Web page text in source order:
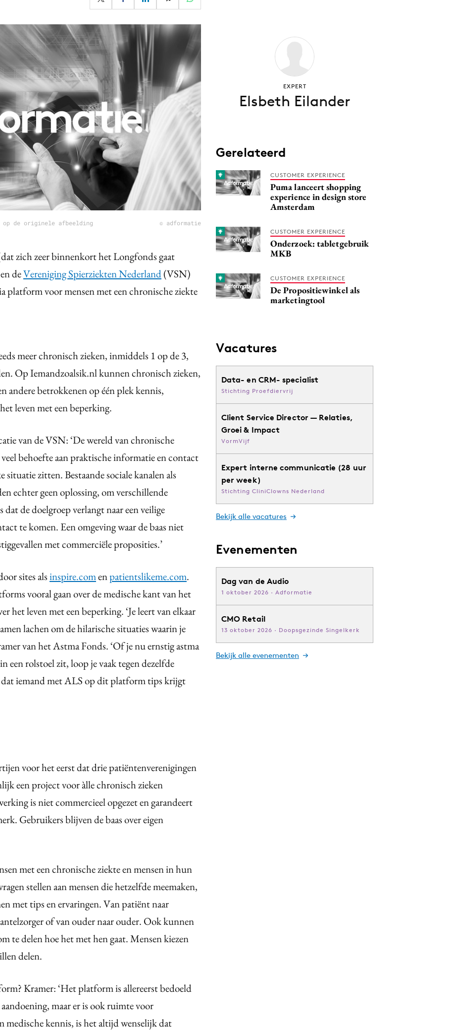
Reputatie & crisis
op de originele afbeelding © adformatie
zich zeer binnenkort het Longfonds gaat
en deVereniging Spierziekten Nederland(VSN)
platform voor mensen met een chronische ziekte
meer chronisch zieken, inmiddels 1 op de 3,
Op Iemandzoalsik.nl kunnen chronisch zieken,
andere betrokkenen op één plek kennis,
leven met een beperking.
van de VSN: ‘De wereld van chronische
behoefte aan praktische informatie en contact
situatie zitten. Bestaande sociale kanalen als
echter geen oplossing, om verschillende
de doelgroep verlangt naar een veilige
te komen. Een omgeving waar de baas niet
met commerciële proposities.’
sites alsinspire.comenpatientslikeme.com.
vooral gaan over de medische kant van het
het leven met een beperking. ‘Je leert van elkaar
lachen om de hilarische situaties waarin je
van het Astma Fonds. ‘Of je nu ernstig astma
een rolstoel zit, loop je vaak tegen dezelfde
dat iemand met ALS op dit platform tips krijgt
voor het eerst dat drie patiëntenverenigingen
een project voor àlle chronisch zieken
is niet commercieel opgezet en garandeert
Gebruikers blijven de baas over eigen
met een chronische ziekte en mensen in hun
stellen aan mensen die hetzelfde meemaken,
met tips en ervaringen. Van patiënt naar
of van ouder naar ouder. Ook kunnen
te delen hoe het met hen gaat. Mensen kiezen
delen.
Kramer: ‘Het platform is allereerst bedoeld
maar er is ook ruimte voor
medische kennis, is het altijd wenselijk dat
EXPERT
Elsbeth Eilander
Gerelateerd
CUSTOMER EXPERIENCE
Puma lanceert shopping
experience in design store
Amsterdam
CUSTOMER EXPERIENCE
Onderzoek: tabletgebruik
MKB
CUSTOMER EXPERIENCE
De Propositiewinkel als
marketingtool
Vacatures
Data- en CRM- specialist
Stichting Proefdiervrij
Client Service Director — Relaties,
Groei & Impact
VormVijf
Expert interne communicatie (28 uur
per week)
Stichting CliniClowns Nederland
Bekijk alle vacatures
Evenementen
Dag van de Audio
1 oktober 2026 · Adformatie
CMO Retail
13 oktober 2026 · Doopsgezinde Singelkerk
Bekijk alle evenementen